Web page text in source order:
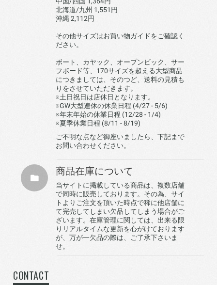
北海道/九州 1,551円
沖縄 2,112円
その他サイズはお買い物ガイドをご確認く
ださい。
ボート、カヤック、オープンビック、サー
フボード等、170サイズを超える大型商品
につきましては、そのつど、送料の見積も
りをさせていただきます。
※土日祝日は店休日となります。
※GW大型連休の休業日程 (4/27 - 5/6)
※年末年始の休業日程 (12/28 - 1/4)
※夏季休業日程 (8/11 - 8/19)
ご不明な点など御座いましたら、下記まで
お問い合わせください。
商品在庫について
当サイトに掲載している商品は、複数店舗
で同時に販売しております。その為、サイ
トよりご注文を頂いた時点で稀に他店舗に
て完売してしまい欠品してしまう場合がご
ざいます。在庫管理に関しては、出来る限
りリアルタイムな更新を心がけております
が、万が一欠品の際は、ご了承下さいま
せ。
CONTACT